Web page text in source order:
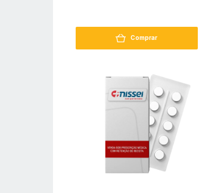
Comprar